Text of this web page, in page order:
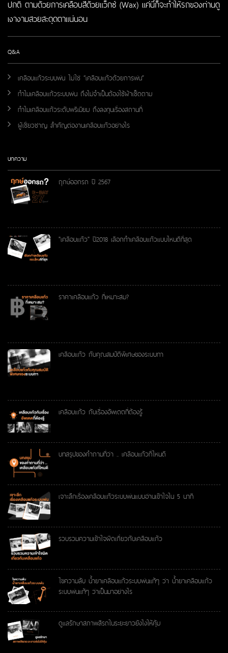
ปกติ ตามด้วยการเคลือบสีด้วยแว็กซ์ (Wax) แค่นี้ก็จะทำให้รถของท่านดู
เงางามสวยสะดุดตาแน่นอน
Q&A
เคลือบแก้วระบบพ่น ไม่ใช่ “เคลือบแก้วด้วยการพ่น”
ทำไมเคลือบแก้วระบบพ่น ถึงไม่จำเป็นต้องใช้ผ้าเช็ดตาม
ทำไมเคลือบแก้วระดับพรีเมียม ถึงลงทุนเรื่องสถานที่
ผู้เชี่ยวชาญ สำคัญต่องานเคลือบแก้วอย่างไร
บทความ
ฤกษ์ออกรถ ปี 2567
"เคลือบแก้ว" ปี2018 เลือกทำเคลือบแก้วแบบไหนดีที่สุด
ราคาเคลือบแก้ว ที่เหมาะสม?
เคลือบแก้ว กับคุณสมบัติพิเศษของระบบทา
เคลือบแก้ว กับเรื่องอัพเดตที่ต้องรู้
บทสรุปของคำถามที่ว่า .. เคลือบแก้วที่ไหนดี
เจาะลึกเรื่องเคลือบแก้วระบบพ่นแบบอ่านเข้าใจใน 5 นาที
รวบรวมความเข้าใจผิดเกี่ยวกับเคลือบแก้ว
ไขความลับ น้ำยาเคลือบแก้วระบบพ่นแท้ๆ ว่า น้ำยาเคลือบแก้ว
ระบบพ่นแท้ๆ ว่าเป็นมาอย่างไร
ดูแลรักษาสภาพสีรถในระยะยาวยังไงให้คุ้ม